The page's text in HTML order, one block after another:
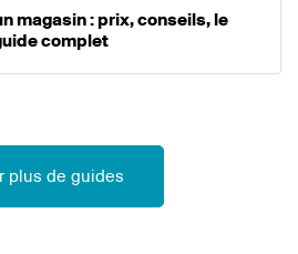
magasin : prix, conseils, le
complet
plus de guides